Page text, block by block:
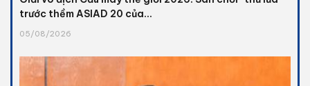
trước thềm ASIAD 20 của...
05/08/2026